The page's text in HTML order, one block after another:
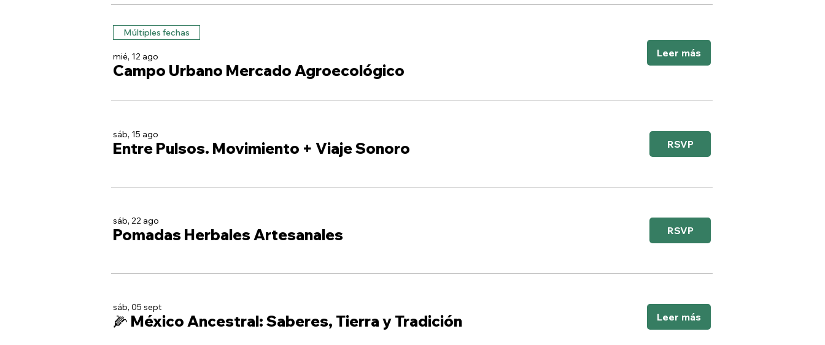
Múltiples fechas
mié, 12 ago
Campo Urbano Mercado Agroecológico
Leer más
sáb, 15 ago
Entre Pulsos. Movimiento + Viaje Sonoro RSVP
sáb, 22 ago
Pomadas Herbales Artesanales RSVP
sáb, 05 sept
🌽 México Ancestral: Saberes, Tierra y Tradición Leer más